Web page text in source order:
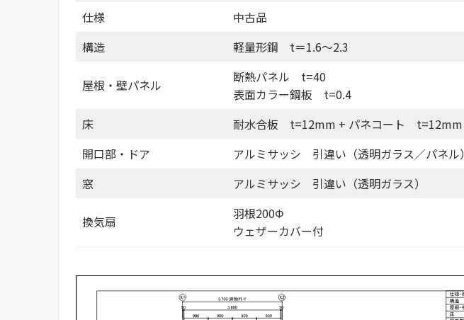
仕様
中古品
構造
軽量形鋼 t＝1.6～2.3
屋根・壁パネル
断熱パネル t=40
表面カラー鋼板 t=0.4
床
耐水合板 t=12mm + パネコート t=12mm
開口部・ドア
アルミサッシ 引違い（透明ガラス／パネル）
窓
アルミサッシ 引違い（透明ガラス）
換気扇
羽根200Φ
ウェザーカバー付